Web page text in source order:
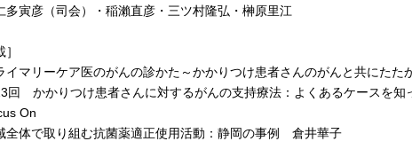
彦（司会）・稲瀨直彦・三ツ村隆弘・榊原里江
］
イマリーケア医のがんの診かた～かかりつけ患者さんのがんと共にたた
回 かかりつけ患者さんに対するがんの支持療法：よくあるケースを
On
体で取り組む抗菌薬適正使用活動：静岡の事例 倉井華子